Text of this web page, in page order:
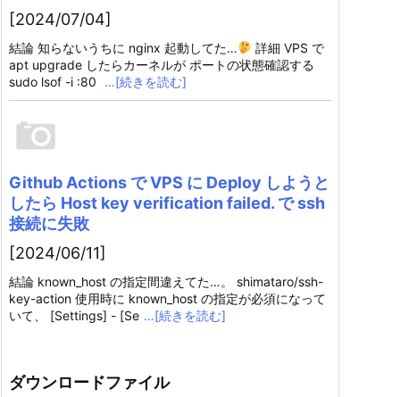
[2024/07/04]
結論 知らないうちに nginx 起動してた…
詳細 VPS で
apt upgrade したらカーネルが ポートの状態確認する
sudo lsof -i :80
…[続きを読む]
Github Actions で VPS に Deploy しようと
したら Host key verification failed. で ssh
接続に失敗
[2024/06/11]
結論 known_host の指定間違えてた…。 shimataro/ssh-
key-action 使用時に known_host の指定が必須になって
いて、 [Settings] - [Se …[続きを読む]
ダウンロードファイル